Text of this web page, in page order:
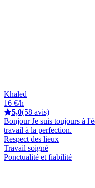
Khaled
16 €/h
5,0(58 avis)
Bonjour Je suis toujours à
travail à la perfection.
Respect des lieux
Travail soigné
Ponctualité et fiabilité